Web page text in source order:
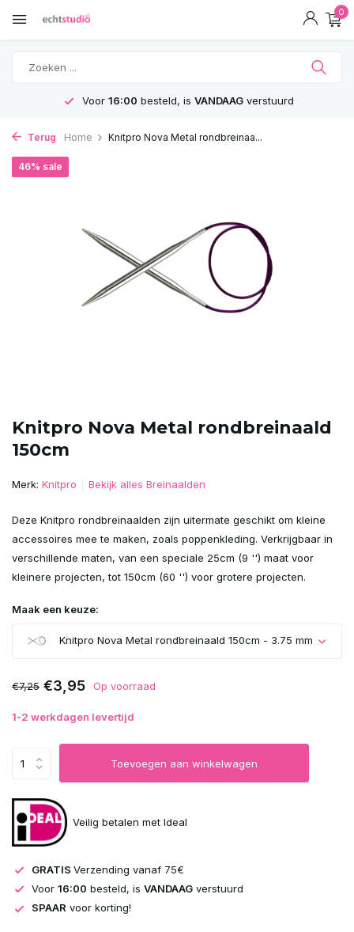
0
Voor 16:00 besteld, is VANDAAGverstuurd
Terug Home Knitpro Nova Metal rondbreinaa...
Knitpro Nova Metal rondbreinaald
150cm
46% sale
Merk: Knitpro Bekijk alles Breinaalden
Deze Knitpro rondbreinaalden zijn uitermate geschikt om kleine
accessoires mee te maken, zoals poppenkleding. Verkrijgbaar in
verschillende maten, van een speciale 25cm (9 '') maat voor
kleinere projecten, tot 150cm (60 '') voor grotere projecten.
Maak een keuze:
Knitpro Nova Metal rondbreinaald 150cm - 3.75 mm
€7,25 €3,95 Op voorraad
1-2 werkdagen levertijd
Toevoegen aan winkelwagen
Veilig betalen met Ideal
GRATIS Verzending vanaf 75€
Voor 16:00 besteld, is VANDAAG verstuurd
SPAAR voor korting!